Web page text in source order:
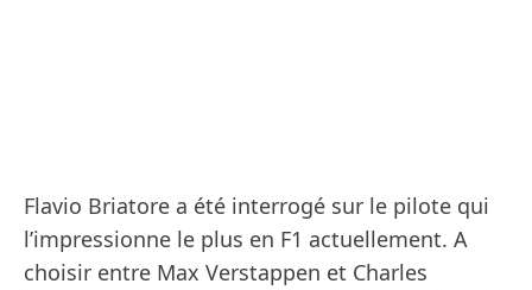
Flavio Briatore a été interrogé sur le pilote qui
l’impressionne le plus en F1 actuellement. A
choisir entre Max Verstappen et Charles